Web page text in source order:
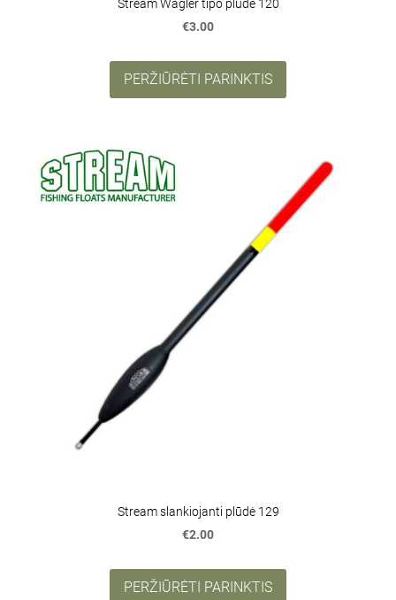
Stream Wagler tipo plūdė 120
€3.00
PERŽIŪRĖTI PARINKTIS
Stream slankiojanti plūdė 129
€2.00
PERŽIŪRĖTI PARINKTIS